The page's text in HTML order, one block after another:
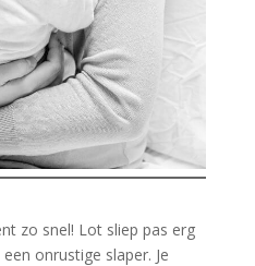
zo snel! Lot sliep pas erg
onrustige slaper. Je